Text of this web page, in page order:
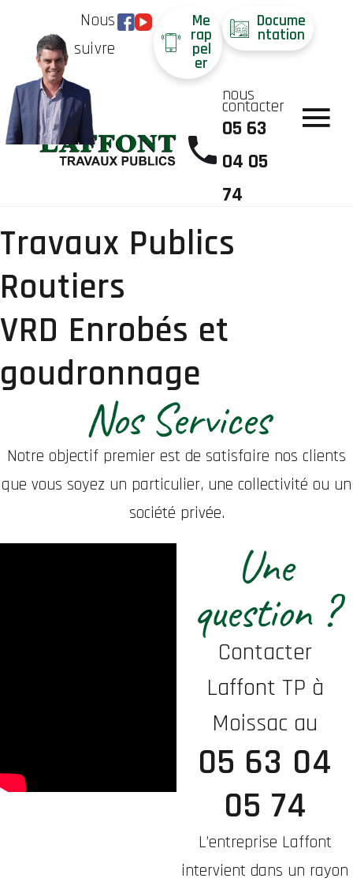
Nous
suivre
Me
rap
pel
er
Docume
ntation
nous
contacter
05 63
04 05
74
Travaux Publics
Routiers
VRD Enrobés et
goudronnage
Nos Services
Notre objectif premier est de satisfaire nos clients
que vous soyez un particulier, une collectivité ou un
société privée.
Une
question ?
Contacter
Laffont TP à
Moissac au
05 63 04
05 74
L’entreprise Laffont
intervient dans un rayon